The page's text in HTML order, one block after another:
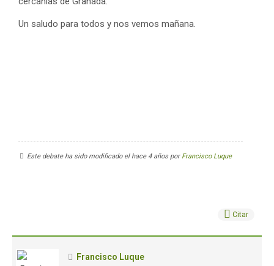
Un saludo para todos y nos vemos mañana.
Este debate ha sido modificado el hace 4 años por Francisco Luque
Citar
Francisco Luque